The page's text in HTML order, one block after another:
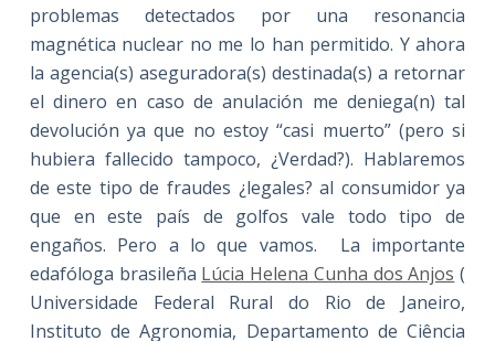
problemas detectados por una resonancia
magnética nuclear no me lo han permitido. Y ahora
la agencia(s) aseguradora(s) destinada(s) a retornar
el dinero en caso de anulación me deniega(n) tal
devolución ya que no estoy “casi muerto” (pero si
hubiera fallecido tampoco, ¿Verdad?). Hablaremos
de este tipo de fraudes ¿legales? al consumidor ya
que en este país de golfos vale todo tipo de
engaños. Pero a lo que vamos. La importante
edafóloga brasileña Lúcia Helena Cunha dos Anjos (
Universidade Federal Rural do Rio de Janeiro,
Instituto de Agronomia, Departamento de Ciência